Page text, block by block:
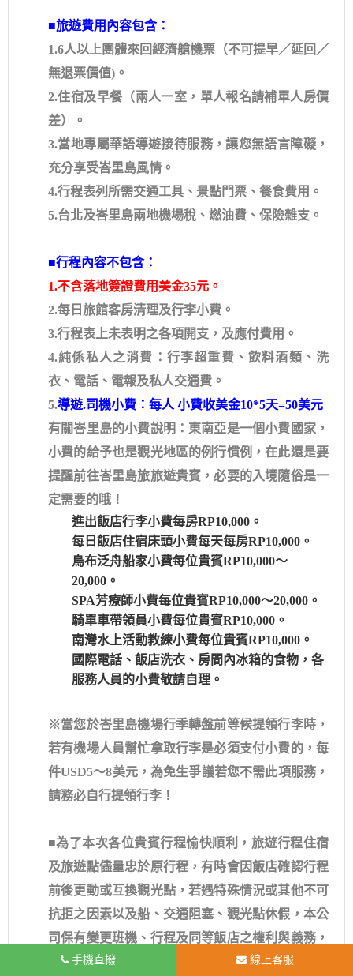
■旅遊費用內容包含：
1.6人以上團體來回經濟艙機票（不可提早／延回／
無退票價值)。
2.住宿及早餐（兩人一室，單人報名請補單人房價
差）。
3.當地專屬華語導遊接待服務，讓您無語言障礙，
充分享受峇里島風情。
4.行程表列所需交通工具、景點門票、餐食費用。
5.台北及峇里島兩地機場稅、燃油費、保險雜支。
■行程內容不包含：
1.不含落地簽證費用美金35元。
2.每日旅館客房清理及行李小費。
3.行程表上未表明之各項開支，及應付費用。
4.純係私人之消費：行李超重費、飲料酒類、洗
衣、電話、電報及私人交通費。
5.導遊.司機小費：每人 小費收美金10*5天=50美元
有關峇里島的小費說明：東南亞是一個小費國家，
小費的給予也是觀光地區的例行慣例，在此還是要
提醒前往峇里島旅旅遊貴賓，必要的入境隨俗是一
定需要的哦！
進出飯店行李小費每房RP10,000。
每日飯店住宿床頭小費每天每房RP10,000。
烏布泛舟船家小費每位貴賓RP10,000～
20,000。
SPA芳療師小費每位貴賓RP10,000～20,000。
騎單車帶領員小費每位貴賓RP10,000。
南灣水上活動教練小費每位貴賓RP10,000。
國際電話、飯店洗衣、房間內冰箱的食物，各
服務人員的小費敬請自理。
※當您於峇里島機場行季轉盤前等候提領行李時，
若有機場人員幫忙拿取行李是必須支付小費的，每
件USD5～8美元，為免生爭議若您不需此項服務，
請務必自行提領行李！
■為了本次各位貴賓行程愉快順利，旅遊行程住宿
及旅遊點儘量忠於原行程，有時會因飯店確認行程
前後更動或互換觀光點，若遇特殊情況或其他不可
抗拒之因素以及船、交通阻塞、觀光點休假，本公
司保有變更班機、行程及同等飯店之權利與義務，
不便之處請見諒！
手機直撥 線上客服